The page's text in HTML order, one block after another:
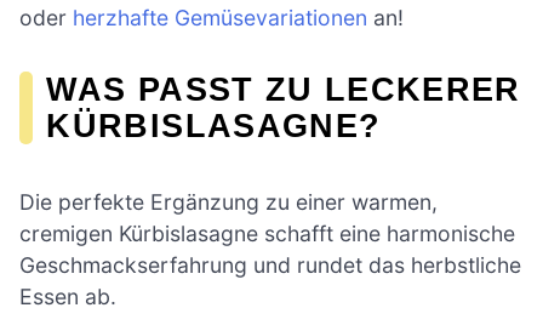
oder herzhafte Gemüsevariationen an!
WAS PASST ZU LECKERER
KÜRBISLASAGNE?
Die perfekte Ergänzung zu einer warmen,
cremigen Kürbislasagne schafft eine harmonische
Geschmackserfahrung und rundet das herbstliche
Essen ab.